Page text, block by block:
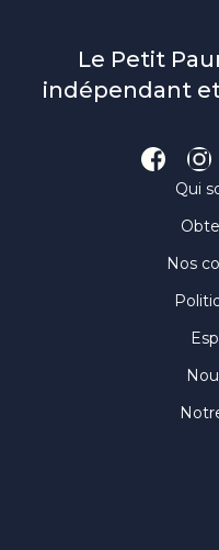
Le Petit
indépendant
Qui
Nos